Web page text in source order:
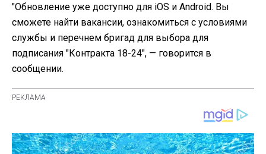
"Обновление уже доступно для iOS и Android. Вы
сможете найти вакансии, ознакомиться с условиями
службы и перечнем бригад для выбора для
подписания "Контракта 18-24", — говорится в
сообщении.